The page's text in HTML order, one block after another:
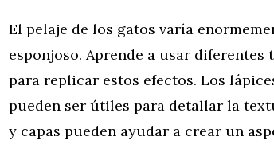
El pelaje de los gatos varía
esponjoso. Aprende a usar
para replicar estos efectos. Los
pueden ser útiles para detallar la
y capas pueden ayudar a crear un